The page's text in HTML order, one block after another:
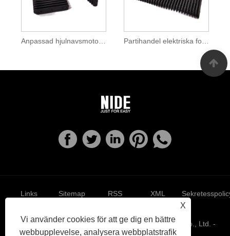
Anpassad hjulnavsmotorspårkil för biltillverkning
X
Vi använder cookies för att ge dig en bättre
webbupplevelse, analysera webbplatstrafik
Links Sitemap RSS XML
Copyright © 2022 Ningbo Haishu Nide International Co., Ltd. -
Motorkomponent - Alla rättigheter reserverade